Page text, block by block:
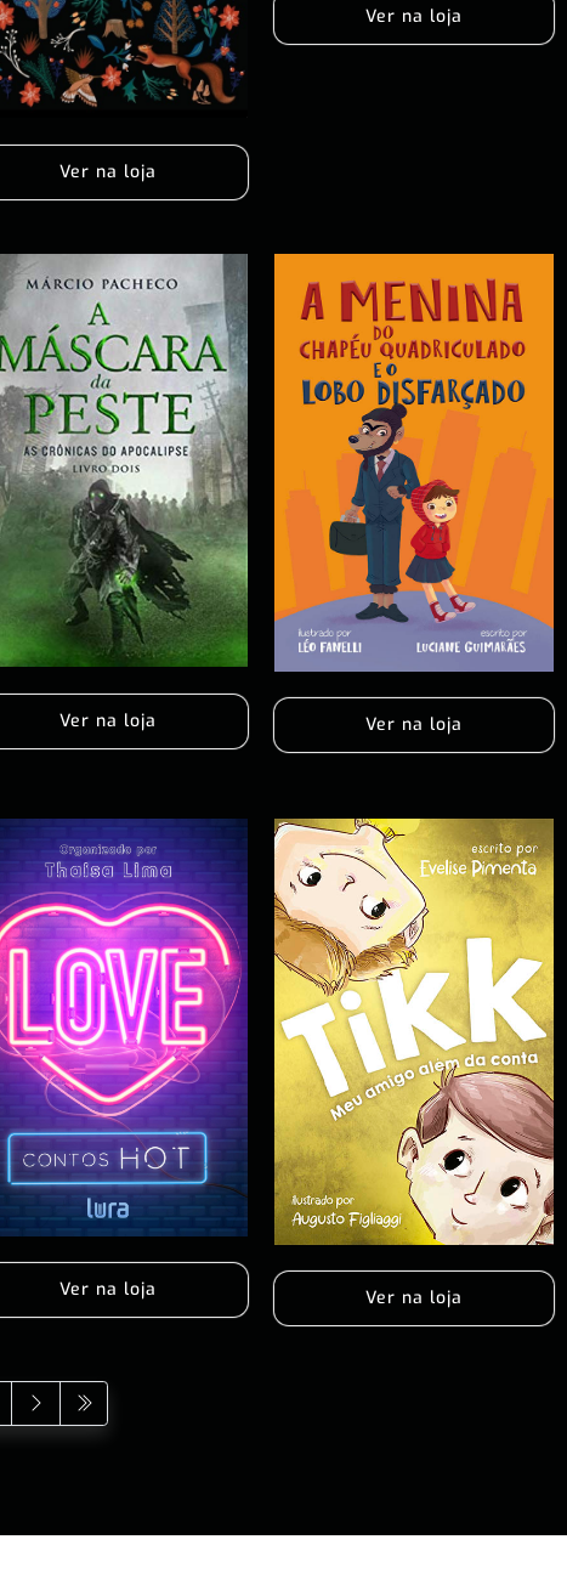
Ver na loja
Ver na loja
Ver na loja Ver na loja
Ver na loja Ver na loja